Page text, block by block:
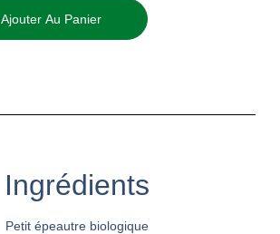
Ajouter Au Panier
Ingrédients
Petit épeautre biologique